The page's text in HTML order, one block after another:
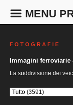
MENU
F O T O G R A F I E
Immagini ferroviarie
La suddivisione dei